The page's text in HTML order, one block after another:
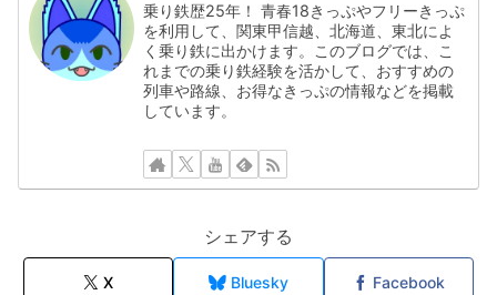
乗り鉄歴25年！ 青春18きっぷやフリーきっぷ
を利用して、関東甲信越、北海道、東北によ
く乗り鉄に出かけます。このブログでは、こ
れまでの乗り鉄経験を活かして、おすすめの
列車や路線、お得なきっぷの情報などを掲載
しています。
シェアする
X Bluesky Facebook